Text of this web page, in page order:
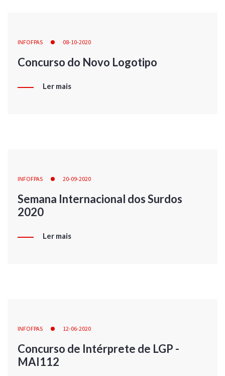
INFOFPAS 08-10-2020
Concurso do Novo Logotipo
Ler mais
INFOFPAS 20-09-2020
Semana Internacional dos Surdos
2020
Ler mais
INFOFPAS 12-06-2020
Concurso de Intérprete de LGP -
MAI112